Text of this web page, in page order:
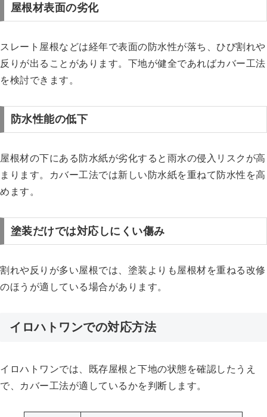
屋根材表面の劣化
スレート屋根などは経年で表面の防水性が落ち、ひび割れや
反りが出ることがあります。下地が健全であればカバー工法
を検討できます。
防水性能の低下
屋根材の下にある防水紙が劣化すると雨水の侵入リスクが高
まります。カバー工法では新しい防水紙を重ねて防水性を高
めます。
塗装だけでは対応しにくい傷み
割れや反りが多い屋根では、塗装よりも屋根材を重ねる改修
のほうが適している場合があります。
イロハトワンでの対応方法
イロハトワンでは、既存屋根と下地の状態を確認したうえ
で、カバー工法が適しているかを判断します。